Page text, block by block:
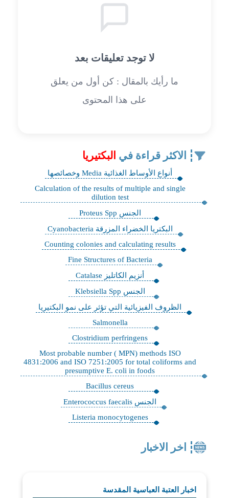
لا توجد تعليقات بعد
ما رأيك بالمقال : كن أول من يعلق
على هذا المحتوى
الاكثر قراءة في البكتيريا
أنواع الأوساط الغذائية Media وخصائصها
Calculation of the results of multiple and single
dilution test
الجنس Proteus Spp
البكتريا الخضراء المزرقة Cyanobacteria
Counting colonies and calculating results
Fine Structures of Bacteria
أنزيم الكاتليز Catalase
الجنس Klebsiella Spp
الظروف الفيزيائية التي تؤثر على نمو البكتيريا
Salmonella
Clostridium perfringens
Most probable number ( MPN) methods ISO
4831:2006 and ISO 7251:2005 for total coliforms and
presumptive E. coli in foods
Bacillus cereus
الجنس Enterococcus faecalis
Listeria monocytogenes
اخر الاخبار
اخبار العتبة العباسية المقدسة